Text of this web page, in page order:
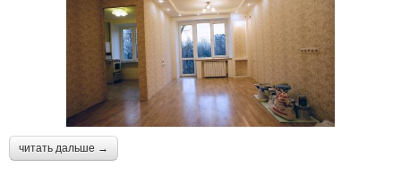
читать дальше →